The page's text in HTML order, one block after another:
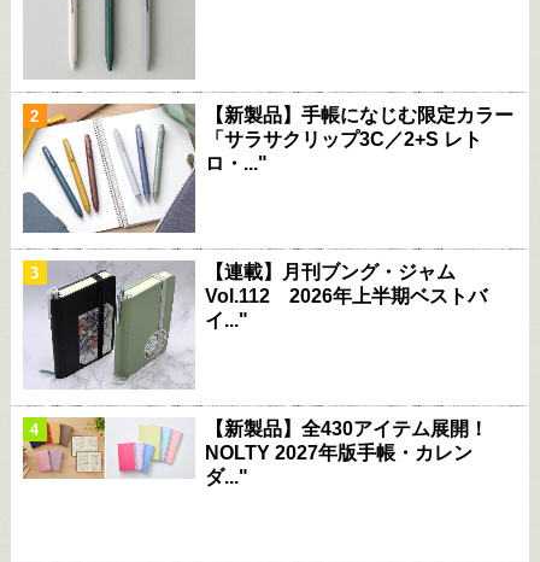
【新製品】手帳になじむ限定カラー
「サラサクリップ3C／2+S レト
ロ・..."
【連載】月刊ブング・ジャム
Vol.112 2026年上半期ベストバ
イ..."
【新製品】全430アイテム展開！
NOLTY 2027年版手帳・カレン
ダ..."